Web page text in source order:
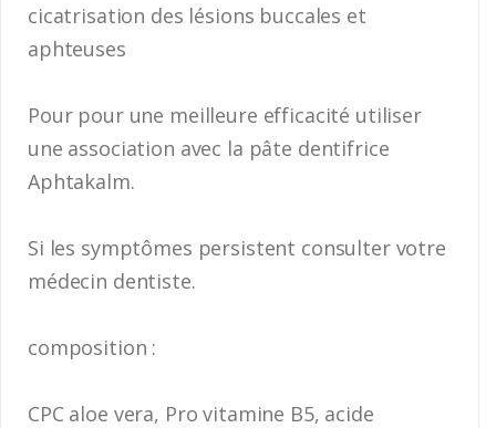
cicatrisation des lésions buccales et
aphteuses
Pour pour une meilleure efficacité utiliser
une association avec la pâte dentifrice
Aphtakalm.
Si les symptômes persistent consulter votre
médecin dentiste.
composition :
CPC aloe vera, Pro vitamine B5, acide